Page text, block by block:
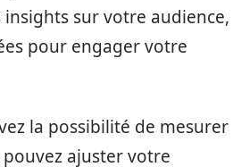
sur votre audience,
pour engager votre
la possibilité de mesurer
ajuster votre